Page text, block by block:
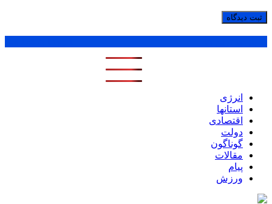
انرژی
استانها
اقتصادی
دولت
گوناگون
مقالات
پیام
ورزش